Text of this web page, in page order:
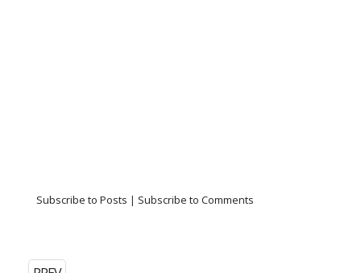
Subscribe to Posts | Subscribe to Comments